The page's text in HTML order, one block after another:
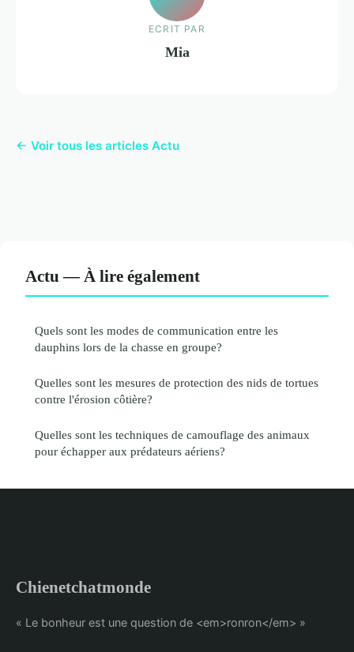
ECRIT PAR
Mia
← Voir tous les articles Actu
Actu — À lire également
Quels sont les modes de communication entre les
dauphins lors de la chasse en groupe?
Quelles sont les mesures de protection des nids de tortues
contre l'érosion côtière?
Quelles sont les techniques de camouflage des animaux
pour échapper aux prédateurs aériens?
Chienetchatmonde
« Le bonheur est une question de <em>ronron</em> »